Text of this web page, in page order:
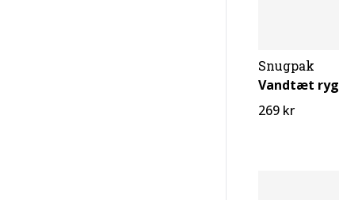
Snugpak
Vandtæt
269 kr